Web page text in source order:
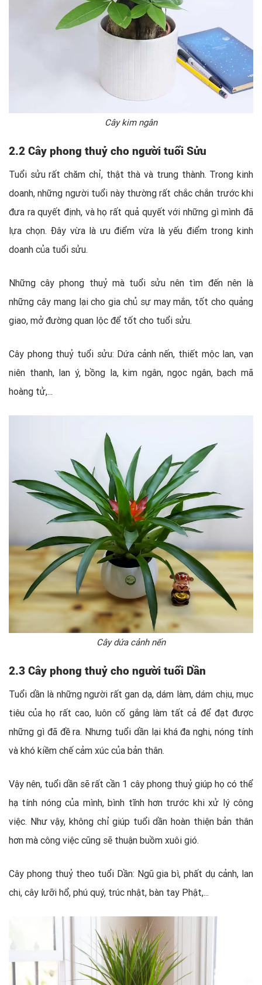
Cây kim ngân
2.2 Cây phong thuỷ cho người tuổi Sửu
Tuổi sửu rất chăm chỉ, thật thà và trung thành. Trong kinh
doanh, những người tuổi này thường rất chắc chắn trước khi
đưa ra quyết định, và họ rất quả quyết với những gì mình đã
lựa chọn. Đây vừa là ưu điểm vừa là yếu điểm trong kinh
doanh của tuổi sửu.
Những cây phong thuỷ mà tuổi sửu nên tìm đến nên là
những cây mang lại cho gia chủ sự may mắn, tốt cho quảng
giao, mở đường quan lộc để tốt cho tuổi sửu.
Cây phong thuỷ tuổi sửu: Dứa cảnh nến, thiết mộc lan, vạn
niên thanh, lan ý, bồng la, kim ngân, ngọc ngân, bạch mã
hoàng tử,...
Cây dứa cảnh nến
2.3 Cây phong thuỷ cho người tuổi Dần
Tuổi dần là những người rất gan dạ, dám làm, dám chịu, mục
tiêu của họ rất cao, luôn cố gắng làm tất cả để đạt được
những gì đã đề ra. Nhưng tuổi dần lại khá đa nghi, nóng tính
và khó kiềm chế cảm xúc của bản thân.
Vậy nên, tuổi dần sẽ rất cần 1 cây phong thuỷ giúp họ có thể
hạ tính nóng của mình, bình tĩnh hơn trước khi xử lý công
việc. Như vậy, không chỉ giúp tuổi dần hoàn thiện bản thân
hơn mà công việc cũng sẽ thuận buồm xuôi gió.
Cây phong thuỷ theo tuổi Dần: Ngũ gia bì, phất dụ cảnh, lan
chi, cây lưỡi hổ, phú quý, trúc nhật, bàn tay Phật,...